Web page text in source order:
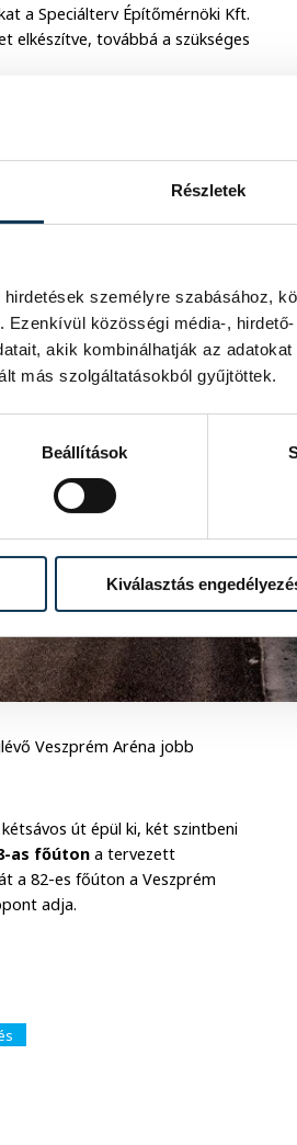
Részletek
személyre szabásához,
Ezenkívül közösségi média-,
akik kombinálhatják az
más szolgáltatásokból gyűjtöttek.
Beállítások
Kiválasztás
a Speciálterv Építőmérnöki Kft.
elkészítve, továbbá a szükséges
Veszprém Aréna jobb
út épül ki, két szintbeni
as főúton a tervezett
a 82-es főúton a Veszprém
adja.